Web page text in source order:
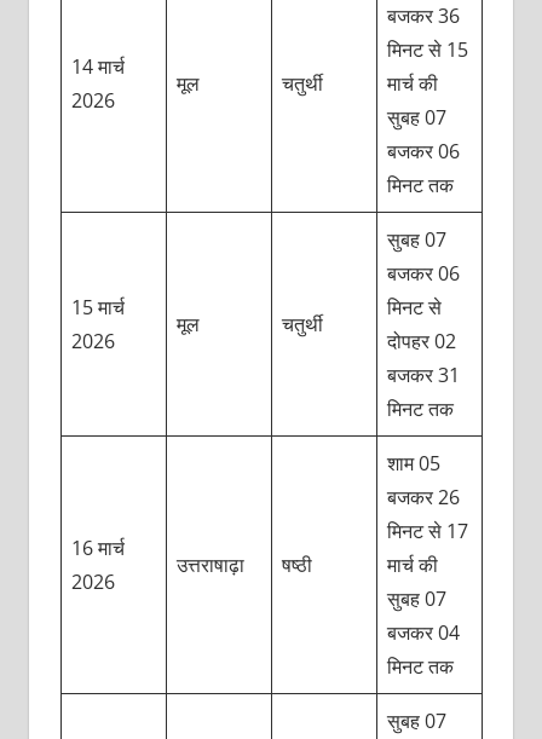
14 मार्च
2026
मूल चतुर्थी
बजकर 36
मिनट से 15
मार्च की
सुबह 07
बजकर 06
मिनट तक
15 मार्च
2026
मूल चतुर्थी
सुबह 07
बजकर 06
मिनट से
दोपहर 02
बजकर 31
मिनट तक
16 मार्च
2026
उत्तराषाढ़ा षष्ठी
शाम 05
बजकर 26
मिनट से 17
मार्च की
सुबह 07
बजकर 04
मिनट तक
सुबह 07